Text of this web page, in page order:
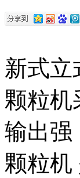
新式立
颗粒机
输出强
颗粒机